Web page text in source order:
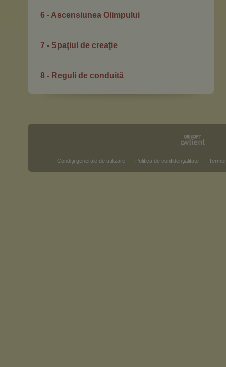
6 - Ascensiunea Olimpului
7 - Spaţiul de creaţie
8 - Reguli de conduită
Condiţii generale de utilizare Politica de confidenţialitate